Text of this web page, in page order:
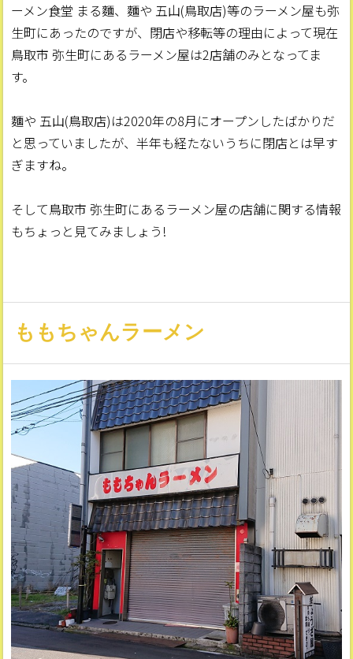
ーメン食堂 まる麵、麵や 五山(鳥取店)等のラーメン屋も弥
生町にあったのですが、閉店や移転等の理由によって現在
鳥取市 弥生町にあるラーメン屋は2店舗のみとなってま
す。
麵や 五山(鳥取店)は2020年の8月にオープンしたばかりだ
と思っていましたが、半年も経たないうちに閉店とは早す
ぎますね。
そして鳥取市 弥生町にあるラーメン屋の店舗に関する情報
もちょっと見てみましょう!
ももちゃんラーメン